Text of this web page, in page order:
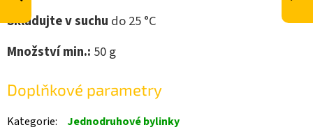
Skladujte v suchu do 25 °C
Množství min.: 50g
Doplňkové parametry
Kategorie:
Jednodruhové bylinky